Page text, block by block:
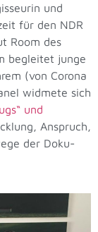
und
für den NDR
Room des
begleitet junge
(von Corona
widmete sich
und
Anspruch,
der Doku-